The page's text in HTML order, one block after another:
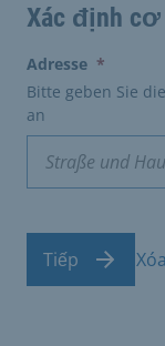
Xác định cơ
Adresse *
Bitte geben Sie
an
Tiếp